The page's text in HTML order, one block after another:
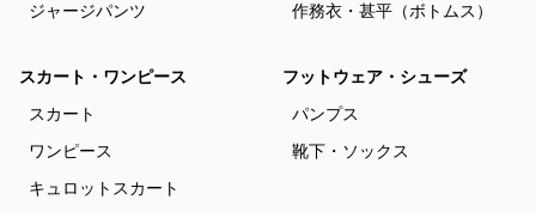
ジャージパンツ
作務衣・甚平（ボトムス）
スカート・ワンピース
スカート
ワンピース
キュロットスカート
フットウェア・シューズ
パンプス
靴下・ソックス